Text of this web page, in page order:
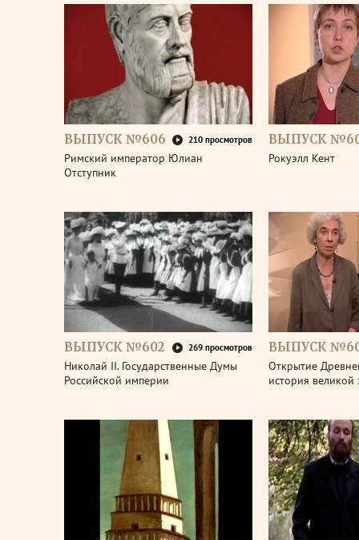
ВЫПУСК №606 210 просмотров
Римский император Юлиан
Отступник
ВЫПУСК
Рокуэлл Кент
ВЫПУСК №602 269 просмотров
Николай II. Государственные Думы
Российской империи
ВЫПУСК
Открытие
история великой